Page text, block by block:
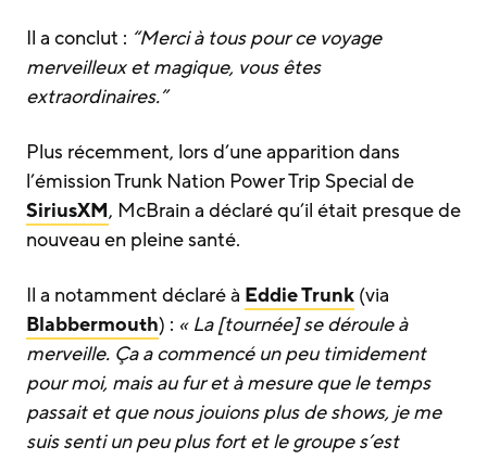
Il a conclut : “Merci à tous pour ce voyage
merveilleux et magique, vous êtes
extraordinaires.”
Plus récemment, lors d’une apparition dans
l’émission Trunk Nation Power Trip Special de
SiriusXM, McBrain a déclaré qu’il était presque de
nouveau en pleine santé.
Il a notamment déclaré à Eddie Trunk (via
Blabbermouth) : « La [tournée] se déroule à
merveille. Ça a commencé un peu timidement
pour moi, mais au fur et à mesure que le temps
passait et que nous jouions plus de shows, je me
suis senti un peu plus fort et le groupe s’est